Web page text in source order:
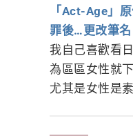
「Act-Age」
罪後…更改筆名
我自己喜歡看
為區區女性就
尤其是女性是